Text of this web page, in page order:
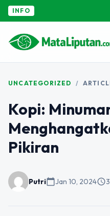
INFO
UNCATEGORIZED /
Kopi:
Pikiran
Putricalendar_todayJan 10, 2024schedule